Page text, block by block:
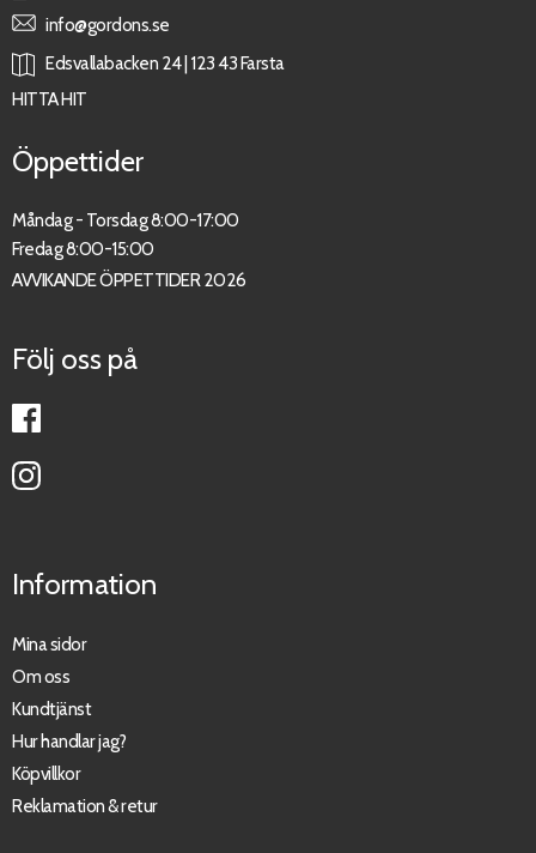
info@gordons.se
Edsvallabacken 24 | 123 43 Farsta
HITTA HIT
Öppettider
Måndag - Torsdag 8:00-17:00
Fredag 8:00-15:00
AVVIKANDE ÖPPETTIDER 2026
Följ oss på
Information
Mina sidor
Om oss
Kundtjänst
Hur handlar jag?
Köpvillkor
Reklamation & retur